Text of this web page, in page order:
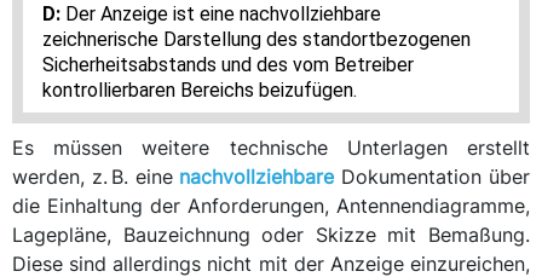
Der Anzeige ist eine nachvollziehbare
zeichnerische Darstellung des standortbezogenen
Sicherheitsabstands und des vom Betreiber
kontrollierbaren Bereichs beizufügen.
Es müssen weitere technische Unterlagen erstellt
werden, z. B. eine nachvollziehbareDokumentation über
die Einhaltung der Anforderungen, Antennendiagramme,
Lagepläne, Bauzeichnung oder Skizze mit Bemaßung.
Diese sind allerdings nicht mit der Anzeige einzureichen,